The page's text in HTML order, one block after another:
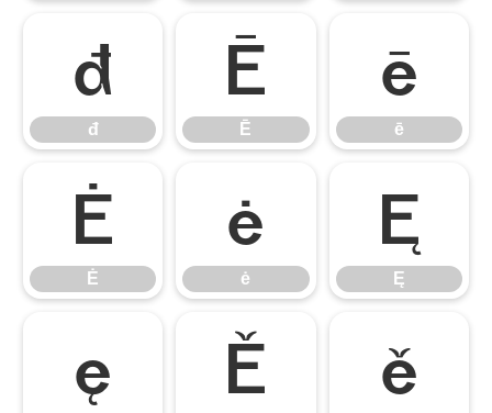
đ
đ
Ē
Ē
ē
ē
Ė
Ė
ė
ė
Ę
Ę
ę Ě ě